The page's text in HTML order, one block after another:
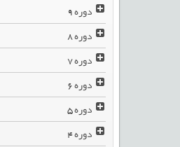
دوره
دوره
دوره
دوره
دوره
دوره